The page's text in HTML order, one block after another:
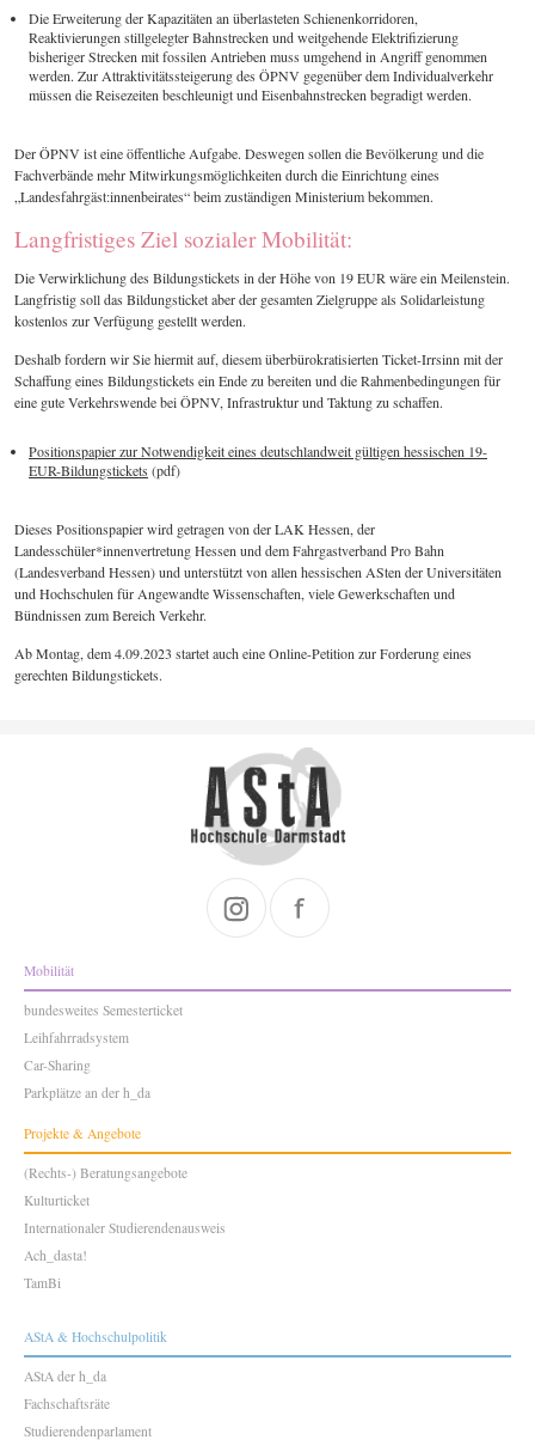
Die Erweiterung der Kapazitäten an überlasteten Schienenkorridoren,
Reaktivierungen stillgelegter Bahnstrecken und weitgehende Elektrifizierung
bisheriger Strecken mit fossilen Antrieben muss umgehend in Angriff genommen
werden. Zur Attraktivitätssteigerung des ÖPNV gegenüber dem Individualverkehr
müssen die Reisezeiten beschleunigt und Eisenbahnstrecken begradigt werden.
Der ÖPNV ist eine öffentliche Aufgabe. Deswegen sollen die Bevölkerung und die
Fachverbände mehr Mitwirkungsmöglichkeiten durch die Einrichtung eines
„Landesfahrgäst:innenbeirates“ beim zuständigen Ministerium bekommen.
Langfristiges Ziel sozialer Mobilität:
Die Verwirklichung des Bildungstickets in der Höhe von 19 EUR wäre ein Meilenstein.
Langfristig soll das Bildungsticket aber der gesamten Zielgruppe als Solidarleistung
kostenlos zur Verfügung gestellt werden.
Deshalb fordern wir Sie hiermit auf, diesem überbürokratisierten Ticket-Irrsinn mit der
Schaffung eines Bildungstickets ein Ende zu bereiten und die Rahmenbedingungen für
eine gute Verkehrswende bei ÖPNV, Infrastruktur und Taktung zu schaffen.
Positionspapier zur Notwendigkeit eines deutschlandweit gültigen hessischen 19-
EUR-Bildungstickets (pdf)
Dieses Positionspapier wird getragen von der LAK Hessen, der
Landesschüler*innenvertretung Hessen und dem Fahrgastverband Pro Bahn
(Landesverband Hessen) und unterstützt von allen hessischen ASten der Universitäten
und Hochschulen für Angewandte Wissenschaften, viele Gewerkschaften und
Bündnissen zum Bereich Verkehr.
Ab Montag, dem 4.09.2023 startet auch eine Online-Petition zur Forderung eines
gerechten Bildungstickets.
Mobilität
bundesweites Semesterticket
Leihfahrradsystem
Car-Sharing
Parkplätze an der h_da
Projekte & Angebote
(Rechts-) Beratungsangebote
Kulturticket
Internationaler Studierendenausweis
Ach_dasta!
TamBi
AStA & Hochschulpolitik
AStA der h_da
Fachschaftsräte
Studierendenparlament